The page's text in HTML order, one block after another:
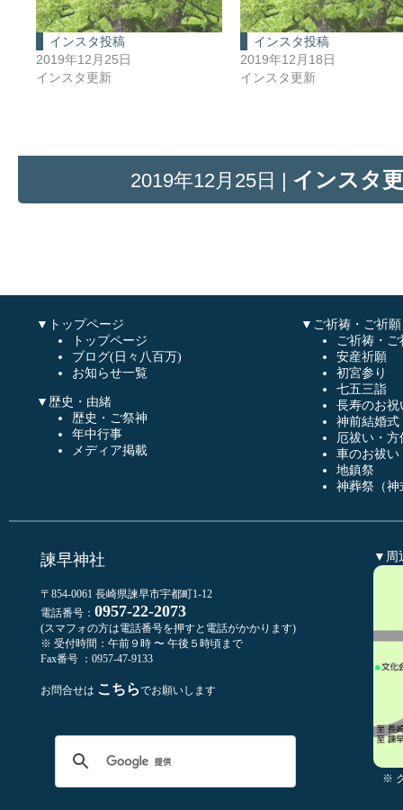
インスタ投稿
2019年12月25日
インスタ更新
インスタ投稿
2019年12月18日
インスタ更新
2019年12月25日 | インスタ
▼トップページ
トップページ
ブログ(日々八百万)
お知らせ一覧
▼歴史・由緒
歴史・ご祭神
年中行事
メディア掲載
▼ご祈祷・ご祈願
ご祈祷・ご
安産祈願
初宮参り
七五三詣
長寿のお祝
神前結婚式
厄祓い・方
車のお祓い
地鎮祭
神葬祭（神
諫早神社
〒854-0061 長崎県諫早市宇都町1-12
電話番号： 0957-22-2073
(スマフォの方は電話番号を押すと電話がかかります)
※ 受付時間：午前９時 〜 午後５時頃まで
Fax番号 ：0957-47-9133
お問合せは こちらでお願いします
▼周
※